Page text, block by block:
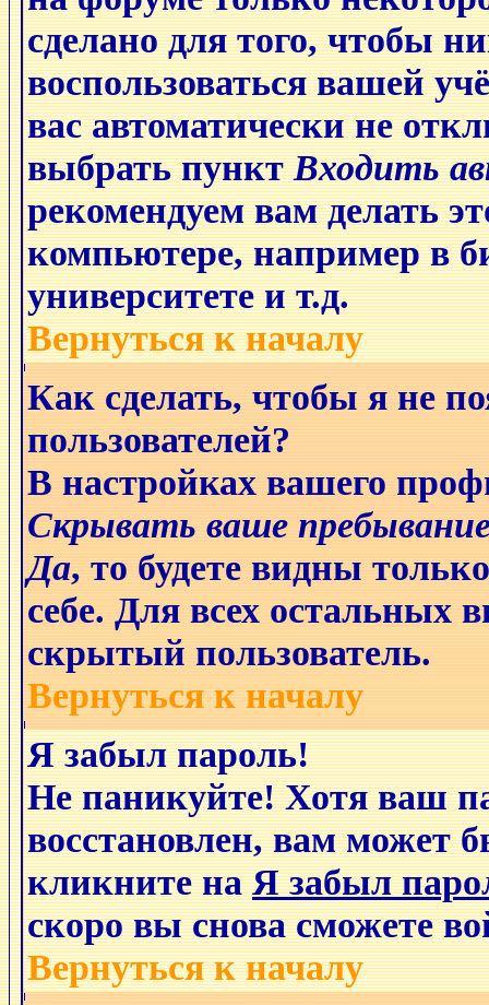
сделано для того, чтобы
воспользоваться вашей
вас автоматически не
выбрать пунктВходить
рекомендуемвам делать
компьютере, например в
университете и т.д.
Вернуться к началу
Как сделать, чтобы я не
пользователей?
В настройках вашего
Скрывать ваше
Да, то будете видны
себе. Для всех остальных
скрытый пользователь.
Вернуться к началу
Я забыл пароль!
Не паникуйте! Хотя ваш
восстановлен, вам может
кликните наЯ забыл
скоро вы снова сможете
Вернуться к началу